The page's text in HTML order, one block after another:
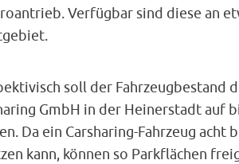
Verfügbar sind diese an
soll der Fahrzeugbestand
GmbH in der Heinerstadt auf
Da ein Carsharing-Fahrzeug acht
kann, können so Parkflächen